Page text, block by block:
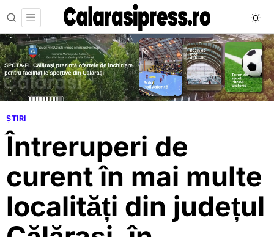
ȘTIRI
Întreruperi de
curent în mai multe
localități din județul